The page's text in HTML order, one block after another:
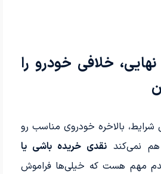
خلافی خودرو را
بالاخره خودروی مناسب رو
هم نمی‌کندنقدی خریده باشی یا
مهم هست که خیلی‌ها فراموش